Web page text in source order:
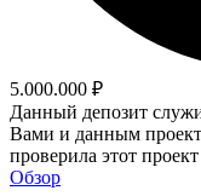
5.000.000 ₽
Данный депозит
Вами и данным
проверила этот
Обзор